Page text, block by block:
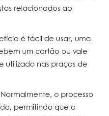
relacionados ao
é fácil de usar, uma
um cartão ou vale
utilizado nas praças de
Normalmente, o processo
permitindo que o